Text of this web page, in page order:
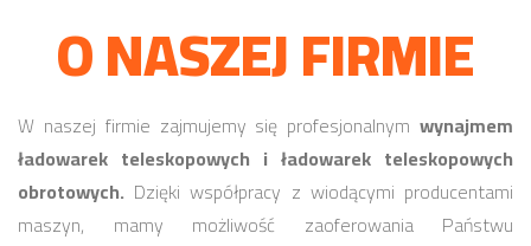
O NASZEJ FIRMIE
W naszej firmie zajmujemy się profesjonalnym wynajmem
ładowarek teleskopowych i ładowarek teleskopowych
obrotowych. Dzięki współpracy z wiodącymi producentami
maszyn, mamy możliwość zaoferowania Państwu